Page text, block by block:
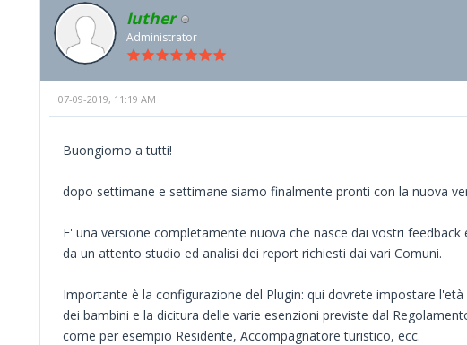
luther
Administrator
07-09-2019, 11:19 AM
Buongiorno a tutti!
dopo settimane e settimane siamo finalmente pronti con la nuova
E' una versione completamente nuova che nasce dai vostri feedback
da un attento studio ed analisi dei report richiesti dai vari Comuni.
Importante è la configurazione del Plugin: qui dovrete impostare l'età
dei bambini e la dicitura delle varie esenzioni previste dal
come per esempio Residente, Accompagnatore turistico, ecc.